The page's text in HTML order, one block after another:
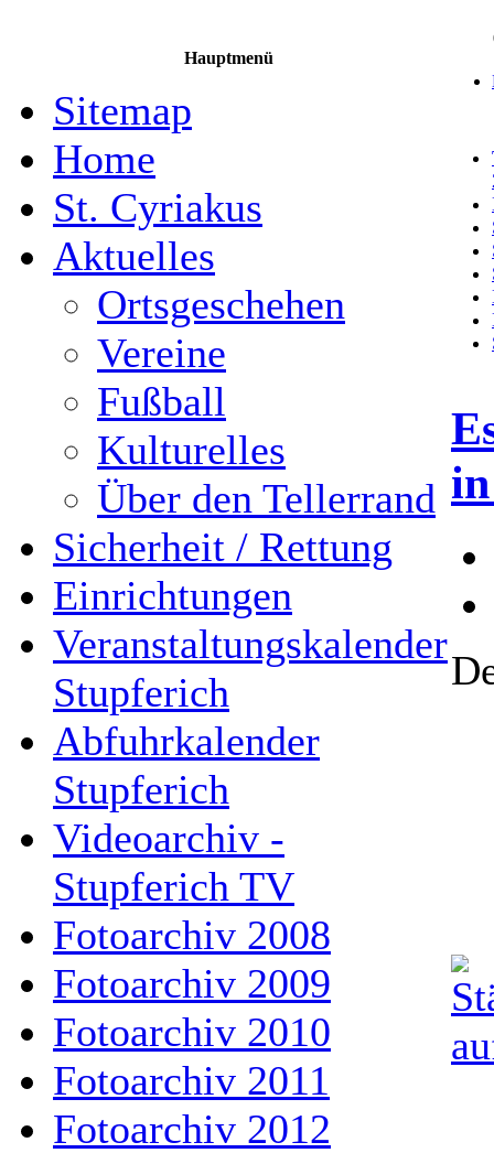
Hauptmenü
Sitemap
Home
St. Cyriakus
Aktuelles
Ortsgeschehen
Vereine
Fußball
Kulturelles
Über den Tellerrand
Sicherheit / Rettung
Einrichtungen
Veranstaltungskalender
Stupferich
Abfuhrkalender
Stupferich
Videoarchiv -
Stupferich TV
Fotoarchiv 2008
Fotoarchiv 2009
Fotoarchiv 2010
Fotoarchiv 2011
Fotoarchiv 2012